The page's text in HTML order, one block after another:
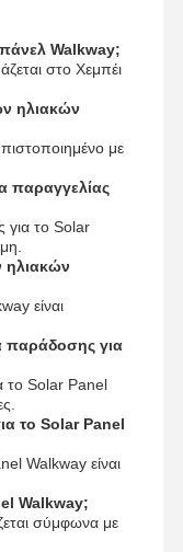
Walkway;
στο Χεμπέι
ηλιακών
με
παραγγελίας
για το Solar
ηλιακών
είναι
παράδοσης για
το Solar Panel
το Solar Panel
Walkway είναι
Walkway;
σύμφωνα με